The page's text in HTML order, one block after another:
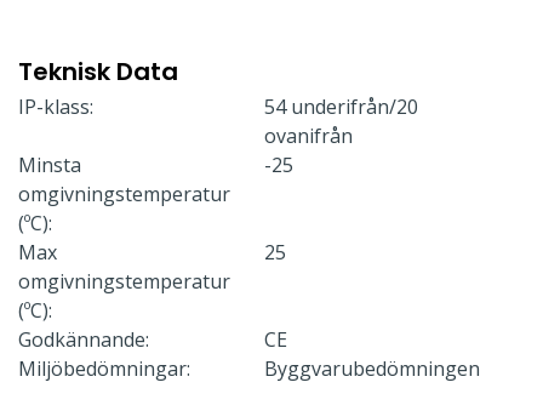
Teknisk Data
IP-klass:
54 underifrån/20
ovanifrån
Minsta
omgivningstemperatur
(ºC):
-25
Max
omgivningstemperatur
(ºC):
25
Godkännande:
CE
Miljöbedömningar:
Byggvarubedömningen